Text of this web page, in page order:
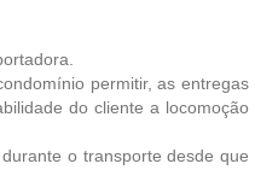
permitir, as entregas
do cliente a locomoção
o transporte desde que